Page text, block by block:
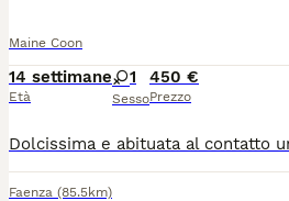
Maine Coon
14 settimane
Età
1
Sesso
450 €
Prezzo
Faenza (85.5km)